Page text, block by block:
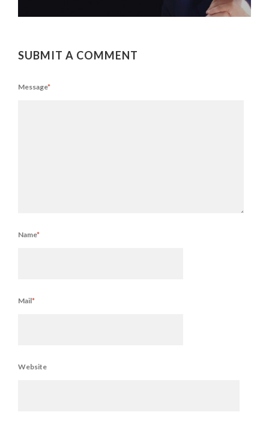
SUBMIT A COMMENT
Message*
Name*
Mail*
Website